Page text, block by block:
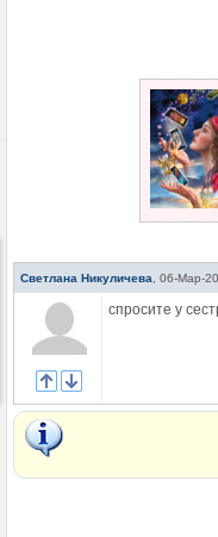
Светлана Никуличева 06-Мар-
спросите у